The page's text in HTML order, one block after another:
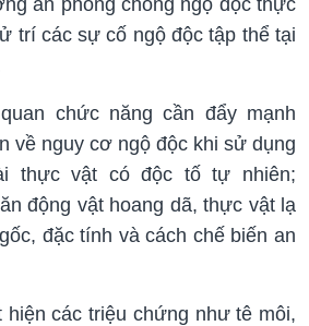
trí các sự cố ngộ độc tập thể tại
chức năng cần đẩy mạnh
về nguy cơ ngộ độc khi sử dụng
thực vật có độc tố tự nhiên;
động vật hoang dã, thực vật lạ
đặc tính và cách chế biến an
các triệu chứng như tê môi,